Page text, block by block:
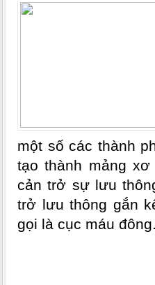
một số các thành
tạo thành mảng
cản trở sự lưu
trở lưu thông gắn
gọi là cục máu đông.